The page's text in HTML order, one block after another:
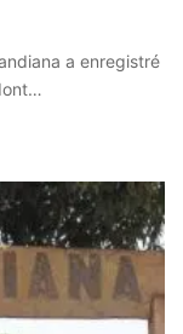
a enregistré